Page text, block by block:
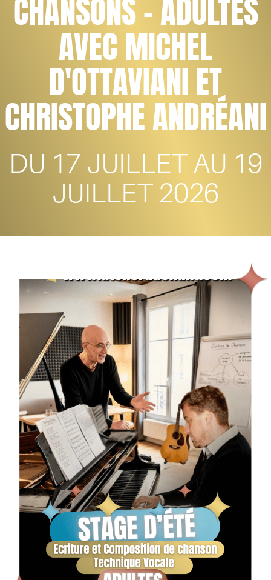
CHANSONS - ADULTES
AVEC MICHEL
D'OTTAVIANI ET
CHRISTOPHE ANDRÉANI
DU 17 JUILLET AU 19
JUILLET 2026